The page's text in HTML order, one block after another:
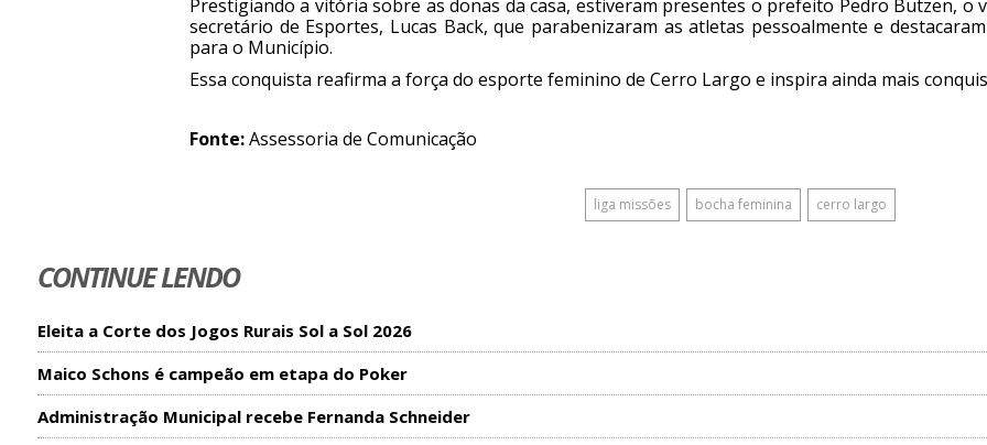
Prestigiando a vitória sobre as donas da casa, estiveram presentes o prefeito Pedro Butzen, o
secretário de Esportes, Lucas Back, que parabenizaram as atletas pessoalmente e
para o Município.
Essa conquista reafirma a força do esporte feminino de Cerro Largo e inspira ainda mais
Fonte:Assessoria de Comunicação
liga missões bocha feminina cerro largo
CONTINUE LENDO
Eleita a Corte dos Jogos Rurais Sol a Sol 2026
Maico Schons é campeão em etapa do Poker
Administração Municipal recebe Fernanda Schneider